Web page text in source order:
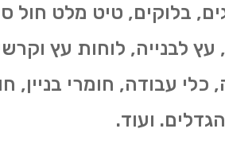
בלוקים, טיט מלט
לבנייה, לוחות עץ
כלי עבודה, חומרי
ועוד.